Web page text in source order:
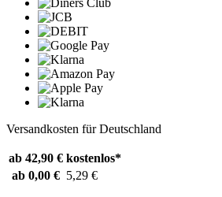
Versandkosten für Deutschland
ab 42,90 € kostenlos*
ab 0,00 € 5,29 €